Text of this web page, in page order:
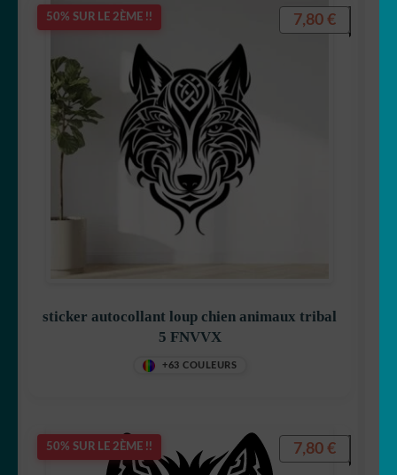
50% SUR LE 2ÈME !!
sticker autocollant loup chien animaux tribal
5 FNVVX
+63 COULEURS
7,80 €
50% SUR LE 2ÈME !! 7,80 €